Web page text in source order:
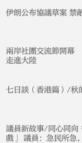
伊朗公布協議草案 禁
兩岸社團交流節開幕
走進大陸
七日談（香港篇）/秋
議員新故事/同心同向
戲」 議員：急民所急